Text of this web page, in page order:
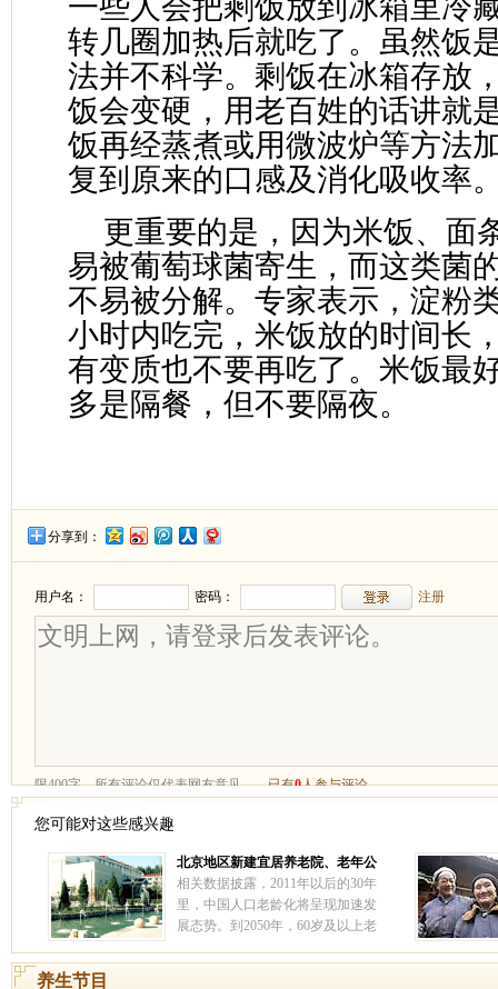
一些人会把剩饭放到冰箱里冷
转几圈加热后就吃了。虽然饭
法并不科学。剩饭在冰箱存放
饭会变硬，用老百姓的话讲就
饭再经蒸煮或用微波炉等方法
复到原来的口感及消化吸收率
更重要的是，因为米饭、面
易被葡萄球菌寄生，而这类菌
不易被分解。专家表示，淀粉
小时内吃完，米饭放的时间长
有变质也不要再吃了。米饭最
多是隔餐，但不要隔夜。
分享到：
您可能对这些感兴趣
北京地区新建宜居养老院、老年公
寓 ——北京汇晨老年公寓北苑分院
相关数据披露，2011年以后的30年
里，中国人口老龄化将呈现加速发
展态势。到2050年，60岁及以上老
入深度老龄化阶段。[详情]
养生节目